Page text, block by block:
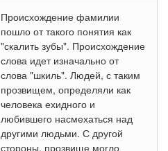
Происхождение фамилии
пошло от такого понятия как
"скалить зубы". Происхождение
слова идет изначально от
слова "шкиль". Людей, с таким
прозвищем, определяли как
человека ехидного и
любившего насмехаться над
другими людьми. С другой
стороны, прозвище могло